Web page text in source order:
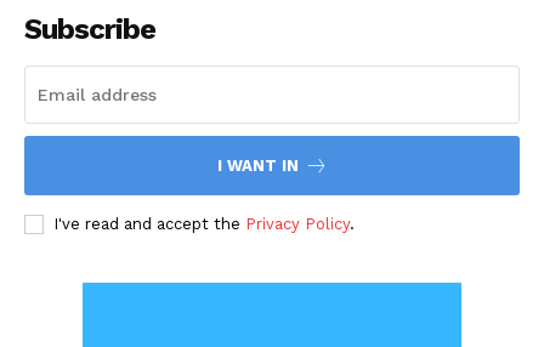
Subscribe
I WANT IN
I've read and accept the Privacy Policy.